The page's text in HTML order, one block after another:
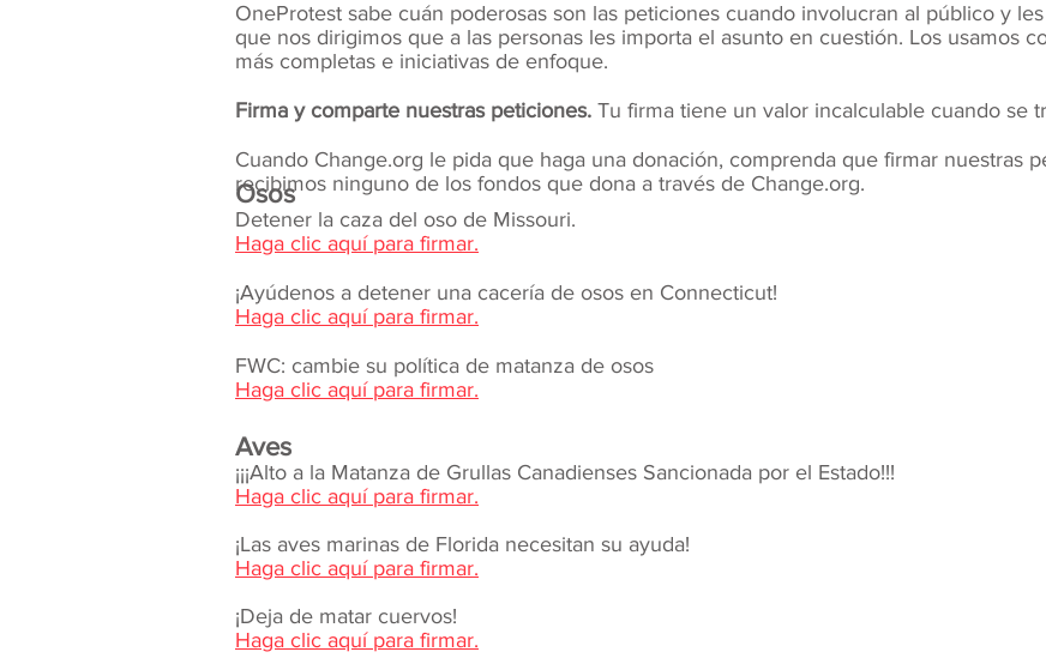
OneProtest sabe cuán poderosas son las peticiones cuando involucran al público y
que nos dirigimos que a las personas les importa el asunto en cuestión. Los usamos
más completas e iniciativas de enfoque.
Firma y comparte nuestras peticiones. Tu firma tiene un valor incalculable cuando se
Cuando Change.org le pida que haga una donación, comprenda que firmar nuestras
recibimos ninguno de los fondos que dona a través de Change.org.
Osos
Detener la caza del oso de Missouri.
Haga clic aquí para firmar.
¡Ayúdenos a detener una cacería de osos en Connecticut!
Haga clic aquí para firmar.
FWC: cambie su política de matanza de osos
Haga clic aquí para firmar.
Aves
¡¡¡Alto a la Matanza de Grullas Canadienses Sancionada por el Estado!!!
Haga clic aquí para firmar.
¡Las aves marinas de Florida necesitan su ayuda!
Haga clic aquí para firmar.
¡Deja de matar cuervos!
Haga clic aquí para firmar.